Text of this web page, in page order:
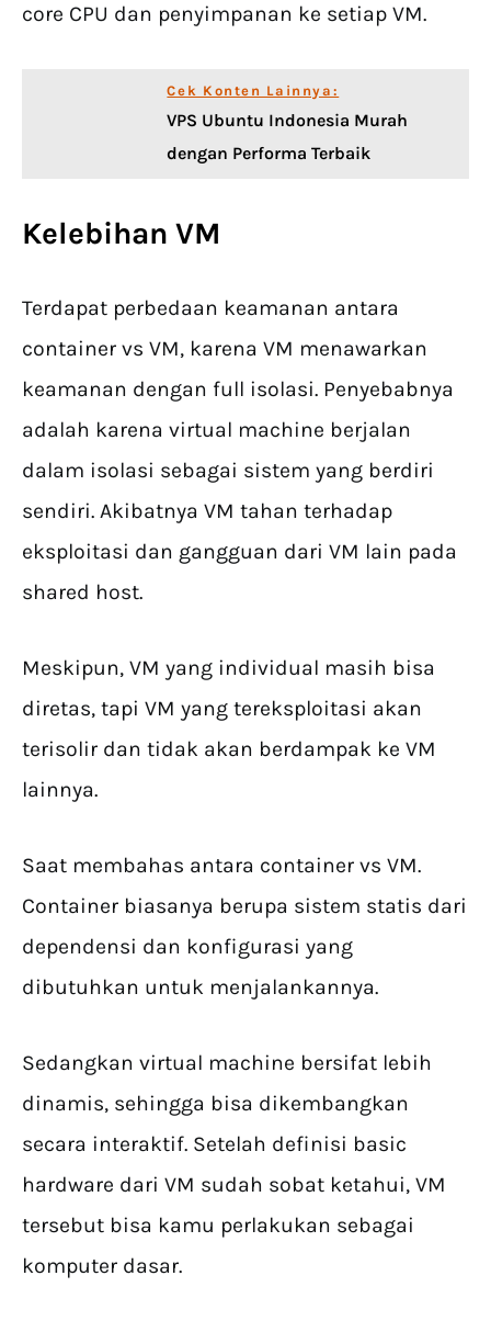
core CPU dan penyimpanan ke setiap VM.
Cek Konten Lainnya:
VPS Ubuntu Indonesia Murah
dengan Performa Terbaik
Kelebihan VM
Terdapat perbedaan keamanan antara
container vs VM, karena VM menawarkan
keamanan dengan full isolasi. Penyebabnya
adalah karena virtual machine berjalan
dalam isolasi sebagai sistem yang berdiri
sendiri. Akibatnya VM tahan terhadap
eksploitasi dan gangguan dari VM lain pada
shared host.
Meskipun, VM yang individual masih bisa
diretas, tapi VM yang tereksploitasi akan
terisolir dan tidak akan berdampak ke VM
lainnya.
Saat membahas antara container vs VM.
Container biasanya berupa sistem statis dari
dependensi dan konfigurasi yang
dibutuhkan untuk menjalankannya.
Sedangkan virtual machine bersifat lebih
dinamis, sehingga bisa dikembangkan
secara interaktif. Setelah definisi basic
hardware dari VM sudah sobat ketahui, VM
tersebut bisa kamu perlakukan sebagai
komputer dasar.